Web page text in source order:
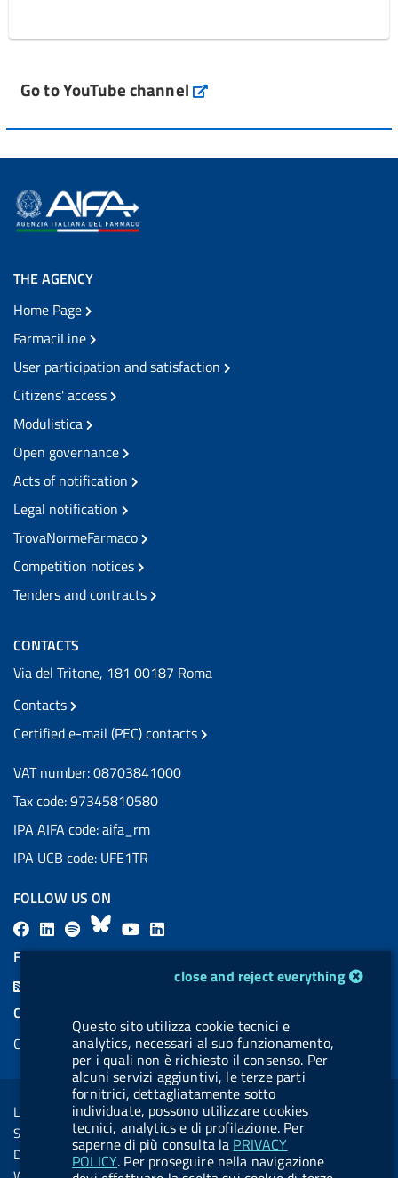
Go to YouTube channel
cookie management moduleclose and reject everything
Questo sito utilizza cookie tecnici e
analytics, necessari al suo funzionamento,
per i quali non è richiesto il consenso. Per
alcuni servizi aggiuntivi, le terze parti
fornitrici, dettagliatamente sotto
individuate, possono utilizzare cookies
tecnici, analytics e di profilazione. Per
saperne di più consulta la PRIVACY
POLICY. Per proseguire nella navigazione
THE AGENCY
Home Page
FarmaciLine
User participation and satisfaction
Citizens' access
Modulistica
Open governance
Acts of notification
Legal notification
TrovaNormeFarmaco
Competition notices
Tenders and contracts
CONTACTS
Via del Tritone, 181 00187 Roma
Contacts
Certified e-mail (PEC) contacts
VAT number: 08703841000
Tax code: 97345810580
IPA AIFA code: aifa_rm
IPA UCB code: UFE1TR
FOLLOW US ON
F
a
L
i
a
l
.
b
u
t
t
o
B
l
s
k
y
Y
o
u
b
e
i
e
d
i
n
FEED RSS
COOKIES
Cookie management
Sezione Link Utili
Legal notice
Social Media Policy
Dichiarazione di accessibilità